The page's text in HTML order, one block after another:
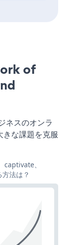
of
ネスのオンラ
な課題を克服
、
法は？